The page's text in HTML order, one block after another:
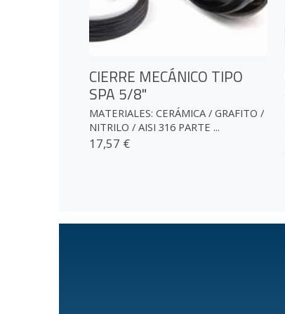
CIERRE MECÁNICO TIPO
SPA 5/8"
MATERIALES: CERÁMICA / GRAFITO /
NITRILO / AISI 316 PARTE ...
17,57 €